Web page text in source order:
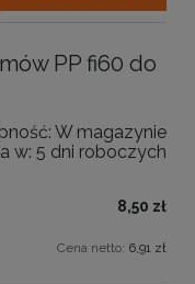
PP fi60 do
W magazynie
w: 5 dni roboczych
8,50 zł
Cena netto: 6,91 zł